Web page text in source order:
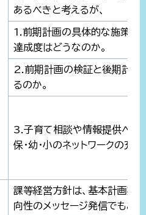
あるべきと考えるが、
1.前期計画の具体的な施策の
達成度はどうなのか。
2.前期計画の検証と後期計画
るのか。
3.子育て相談や情報提供への
保・幼・小のネットワークの充
課等経営方針は、基本計画実
向性のメッセージ発信でもある